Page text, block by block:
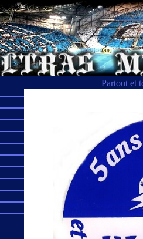
Partout et